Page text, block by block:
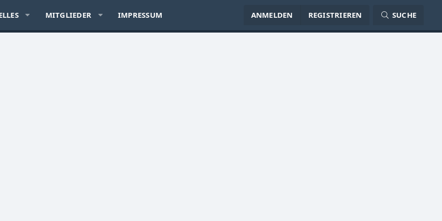
MITGLIEDER IMPRESSUM ANMELDEN REGISTRIEREN SUCHE